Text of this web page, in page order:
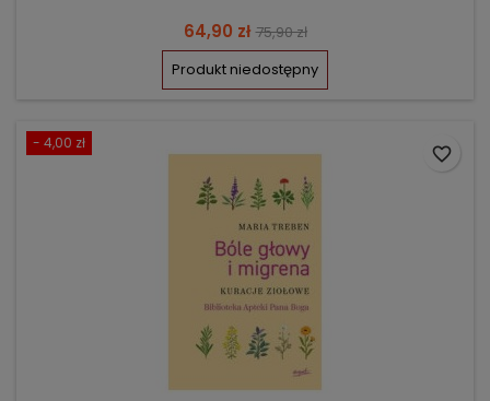
Cena
64,90 zł Cena
podstawowa
75,90 zł
Produkt niedostępny
- 4,00 zł
favorite_border